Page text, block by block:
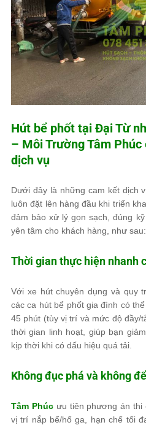
Hút bể phốt tại Đại Từ
– Môi Trường Tâm Phúc
dịch vụ
Dưới đây là những cam kết dịch
luôn đặt lên hàng đầu khi triển
đảm bảo xử lý gọn sạch, đúng
yên tâm cho khách hàng, như sau:
Thời gian thực hiện nhanh
Với xe hút chuyên dụng và quy
các ca hút bể phốt gia đình có
45 phút (tùy vị trí và mức độ đầy/
thời gian linh hoạt, giúp bạn
kịp thời khi có dấu hiệu quá tải.
Không đục phá và không
Tâm Phúcưu tiên phương án thi
vị trí nắp bể/hố ga, hạn chế tối